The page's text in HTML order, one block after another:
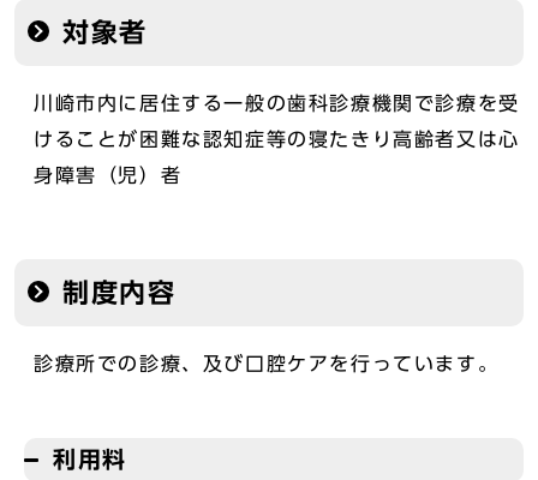
対象者
川崎市内に居住する一般の歯科診療機関で診療を受
けることが困難な認知症等の寝たきり高齢者又は心
身障害（児）者
制度内容
診療所での診療、及び口腔ケアを行っています。
利用料